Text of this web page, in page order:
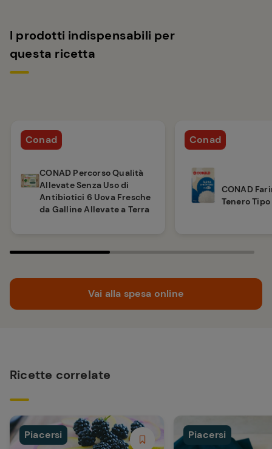
I prodotti indispensabili per
questa ricetta
Conad
CONAD Percorso Qualità
Allevate Senza Uso di
Antibiotici 6 Uova Fresche
da Galline Allevate a Terra
Conad
CONAD
Tenero
Vai alla spesa online
Ricette correlate
Piacersi Piacersi